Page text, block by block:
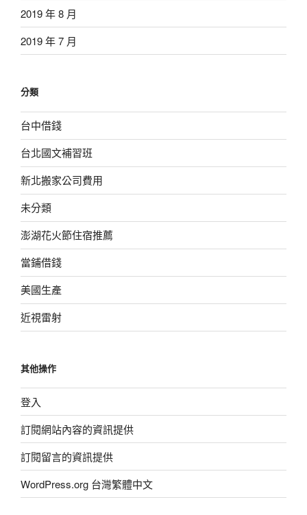
2019 年 8 月
2019 年 7 月
分類
台中借錢
台北國文補習班
新北搬家公司費用
未分類
澎湖花火節住宿推薦
當鋪借錢
美國生產
近視雷射
其他操作
登入
訂閱網站內容的資訊提供
訂閱留言的資訊提供
WordPress.org 台灣繁體中文